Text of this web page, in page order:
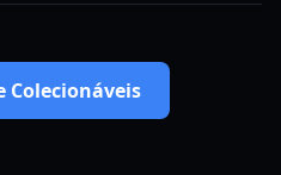
Colecionáveis